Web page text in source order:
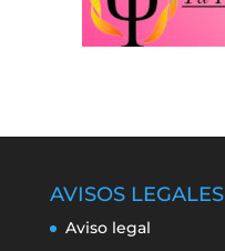
AVISOS LEGALES
Aviso legal